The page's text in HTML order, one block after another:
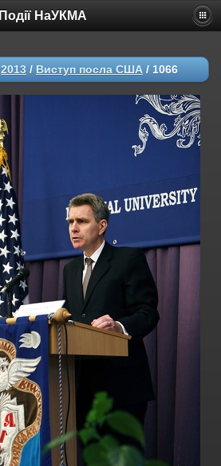
Події НаУКМА
2013 / Виступ посла США / 1066